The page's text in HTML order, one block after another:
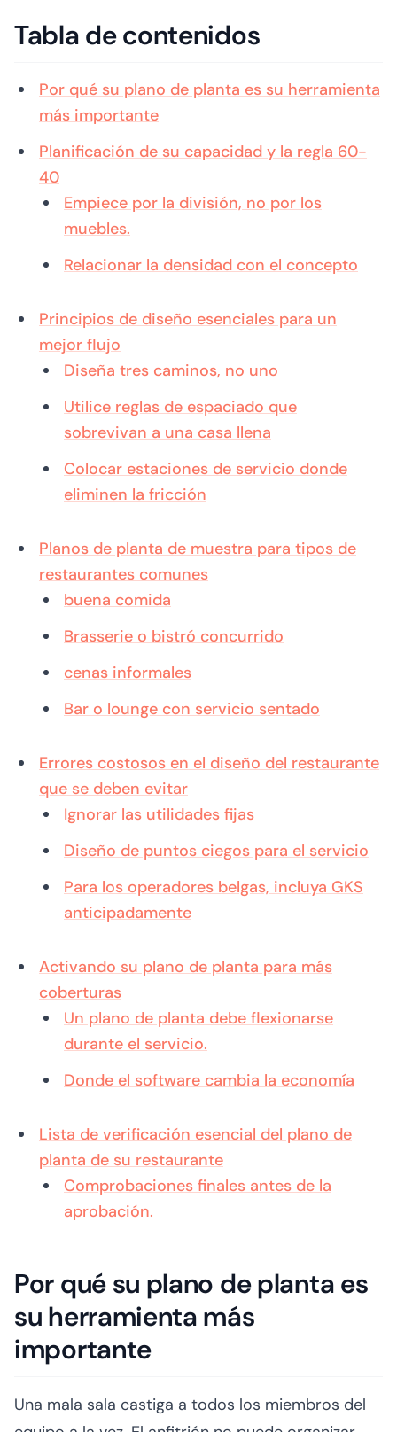
Tabla de contenidos
Por qué su plano de planta es su herramienta
más importante
Planificación de su capacidad y la regla 60-
40
Empiece por la división, no por los
muebles.
Relacionar la densidad con el concepto
Principios de diseño esenciales para un
mejor flujo
Diseña tres caminos, no uno
Utilice reglas de espaciado que
sobrevivan a una casa llena
Colocar estaciones de servicio donde
eliminen la fricción
Planos de planta de muestra para tipos de
restaurantes comunes
buena comida
Brasserie o bistró concurrido
cenas informales
Bar o lounge con servicio sentado
Errores costosos en el diseño del restaurante
que se deben evitar
Ignorar las utilidades fijas
Diseño de puntos ciegos para el servicio
Para los operadores belgas, incluya GKS
anticipadamente
Activando su plano de planta para más
coberturas
Un plano de planta debe flexionarse
durante el servicio.
Donde el software cambia la economía
Lista de verificación esencial del plano de
planta de su restaurante
Comprobaciones finales antes de la
aprobación.
Por qué su plano de planta es
su herramienta más
importante
Una mala sala castiga a todos los miembros del